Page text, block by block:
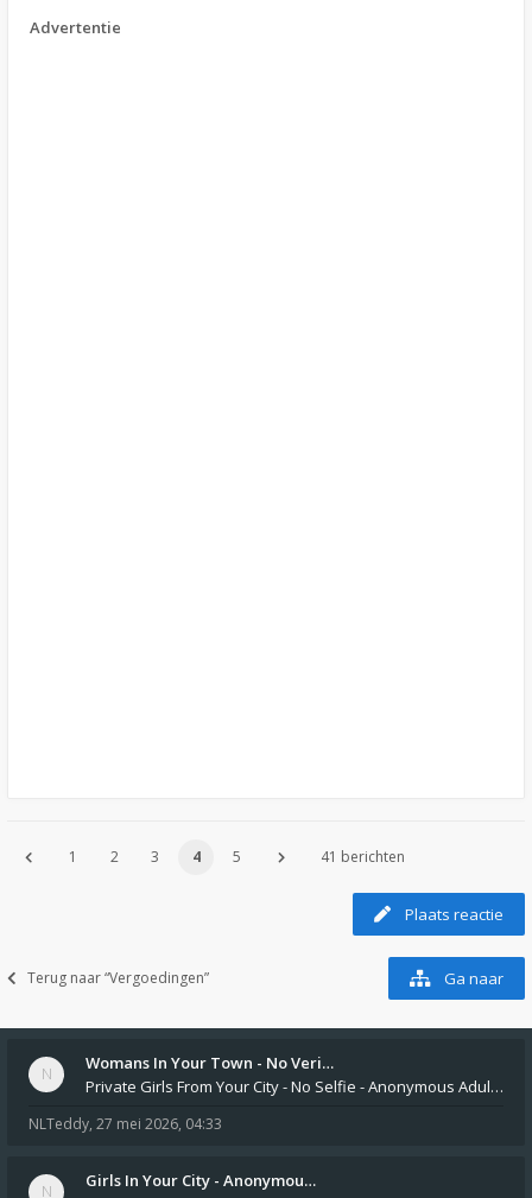
Advertentie
1 2 3 4 5 41 berichten
Plaats reactie
Terug naar “Vergoedingen” Ga naar
Womans In Your Town - No Veri…
Private Girls From Your City - No Selfie - Anonymous Adult Dating https://privatedates.live Private Girls In Your
NLTeddy, 27 mei 2026, 04:33
Girls In Your City - Anonymou…